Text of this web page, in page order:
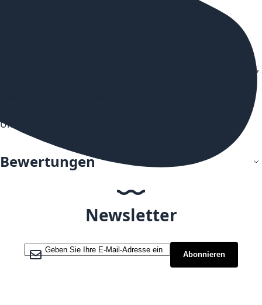
Ersatzpod für deine E-Zigarette. Mit seiner hohen Qualität,
Unterschied!
Bewertungen
Newsletter
Melden Sie sich für unseren Newsletter an:
Abonnieren